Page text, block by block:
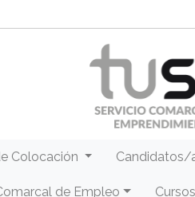
Colocación Candidatos/
de Empleo